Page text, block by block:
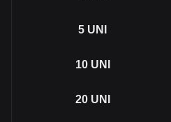
5 UNI
10 UNI
20 UNI